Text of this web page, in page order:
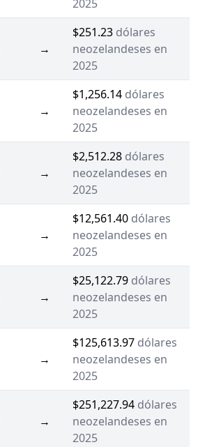
2025
→
$251.23 dólares
neozelandeses en
2025
→
$1,256.14 dólares
neozelandeses en
2025
→
$2,512.28 dólares
neozelandeses en
2025
→
$12,561.40 dólares
neozelandeses en
2025
→
$25,122.79 dólares
neozelandeses en
2025
→
$125,613.97 dólares
neozelandeses en
2025
→
$251,227.94 dólares
neozelandeses en
2025